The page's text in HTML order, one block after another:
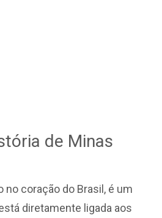
de Minas
no coração do Brasil, é um
diretamente ligada aos